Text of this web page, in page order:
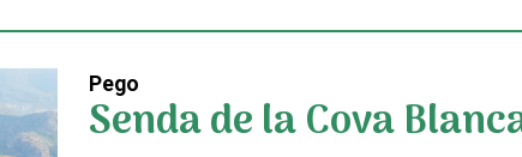
Pego
Senda de la Cova